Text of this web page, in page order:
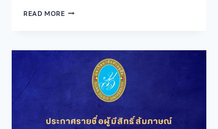
READ MOREโรงเรียน
มหาวิทยาลัย
สนใจ
เข้า